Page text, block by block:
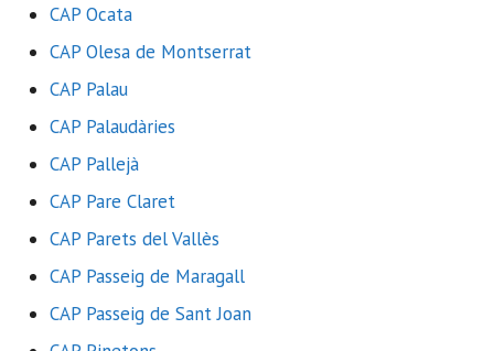
CAP Ocata
CAP Olesa de Montserrat
CAP Palau
CAP Palaudàries
CAP Pallejà
CAP Pare Claret
CAP Parets del Vallès
CAP Passeig de Maragall
CAP Passeig de Sant Joan